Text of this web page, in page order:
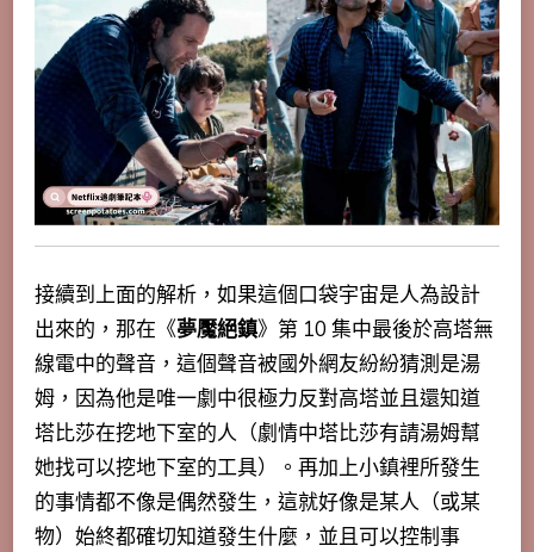
接續到上面的解析，如果這個口袋宇宙是人為設計
出來的，那在《夢魘絕鎮》第 10 集中最後於高塔無
線電中的聲音，這個聲音被國外網友紛紛猜測是湯
姆， 因為他是唯一劇中很極力反對高塔並且還知道
塔比莎在挖地下室的人（劇情中塔比莎有請湯姆幫
她找可以挖地下室的工具）。再加上小鎮裡所發生
的事情都不像是偶然發生， 這就好像是某人（或某
物）始終都確切知道發生什麼，並且可以控制事